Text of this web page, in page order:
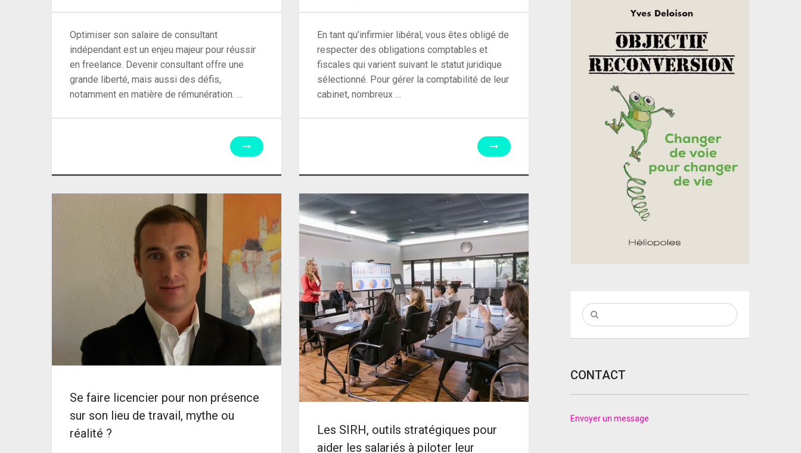
Optimiser son salaire de consultant
indépendant est un enjeu majeur pour réussir
en freelance. Devenir consultant offre une
grande liberté, mais aussi des défis,
notamment en matière de rémunération. …
En tant qu’infirmier libéral, vous êtes obligé de
respecter des obligations comptables et
fiscales qui varient suivant le statut juridique
sélectionné. Pour gérer la comptabilité de leur
cabinet, nombreux …
Se faire licencier pour non présence
sur son lieu de travail, mythe ou
réalité ?
Les SIRH, outils stratégiques pour
aider les salariés à piloter leur
CONTACT
Envoyer un message